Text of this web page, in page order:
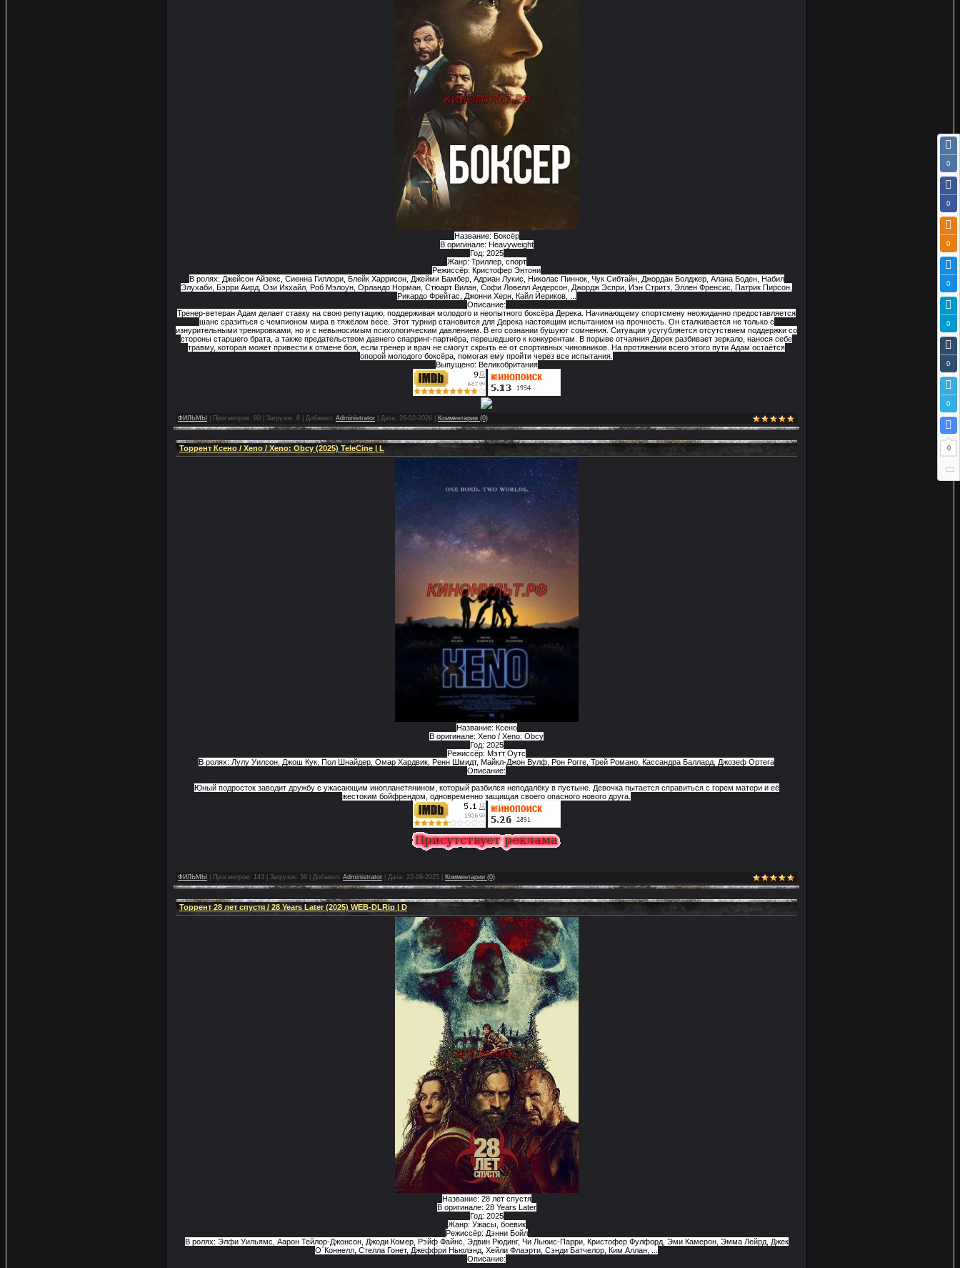
Название: Боксёр
В оригинале: Heavyweight
Год: 2025
Жанр: Триллер, спорт
Режиссёр: Кристофер Энтони
В ролях: Джейсон Айзекс, Сиенна Гиллори, Блейк Харрисон, Джейми Бамбер, Адриан Лукис, Николас Пиннок, Чук Сибтайн, Джордан Болджер, Алана Боден, Набил
Элухаби, Бэрри Аирд, Ози Икхайл, Роб Мэлоун, Орландо Норман, Стюарт Вилан, Софи Ловелл Андерсон, Джордж Эспри, Иэн Стритз, Эллен Френсис, Патрик Пирсон,
Рикардо Фрейтас, Джонни Херн, Кайл Йериков, ...
Описание:
Тренер-ветеран Адам делает ставку на свою репутацию, поддерживая молодого и неопытного боксёра Дерека. Начинающему спортсмену неожиданно предоставляется
шанс сразиться с чемпионом мира в тяжёлом весе. Этот турнир становится для Дерека настоящим испытанием на прочность. Он сталкивается не только с
изнурительными тренировками, но и с невыносимым психологическим давлением. В его сознании бушуют сомнения. Ситуация усугубляется отсутствием поддержки со
стороны старшего брата, а также предательством давнего спарринг-партнёра, перешедшего к конкурентам. В порыве отчаяния Дерек разбивает зеркало, нанося себе
травму, которая может привести к отмене боя, если тренер и врач не смогут скрыть её от спортивных чиновников. На протяжении всего этого пути Адам остаётся
опорой молодого боксёра, помогая ему пройти через все испытания.
Выпущено: Великобритания
ФИЛЬМЫ Просмотров: 60 Загрузок: 8 Добавил: Administrator Дата: 26-02-2026 Комментарии (0)
Торрент Ксено / Xeno / Xeno: Obcy (2025) TeleCine | L
Название: Ксено
В оригинале: Xeno / Xeno: Obcy
Год: 2025
Режиссёр: Мэтт Оутс
В ролях: Лулу Уилсон, Джош Кук, Пол Шнайдер, Омар Хардвик, Ренн Шмидт, Майкл-Джон Вулф, Рон Рогге, Трей Романо, Кассандра Баллард, Джозеф Ортега
Описание:
Юный подросток заводит дружбу с ужасающим инопланетянином, который разбился неподалёку в пустыне. Девочка пытается справиться с горем матери и её
жестоким бойфрендом, одновременно защищая своего опасного нового друга.
ФИЛЬМЫ Просмотров: 143 Загрузок: 36 Добавил: Administrator Дата: 22-09-2025 Комментарии (0)
Торрент 28 лет спустя / 28 Years Later (2025) WEB-DLRip | D
Название: 28 лет спустя
В оригинале: 28 Years Later
Год: 2025
Жанр: Ужасы, боевик
Режиссёр: Дэнни Бойл
В ролях: Элфи Уильямс, Аарон Тейлор-Джонсон, Джоди Комер, Рэйф Файнс, Эдвин Рюдинг, Чи Льюис-Парри, Кристофер Фулфорд, Эми Камерон, Эмма Лейрд, Джек
О`Коннелл, Стелла Гонет, Джеффри Ньюлэнд, Хейли Флаэрти, Сэнди Батчелор, Ким Аллан, ...
Описание:
0
0
0
0
0
0
0
0